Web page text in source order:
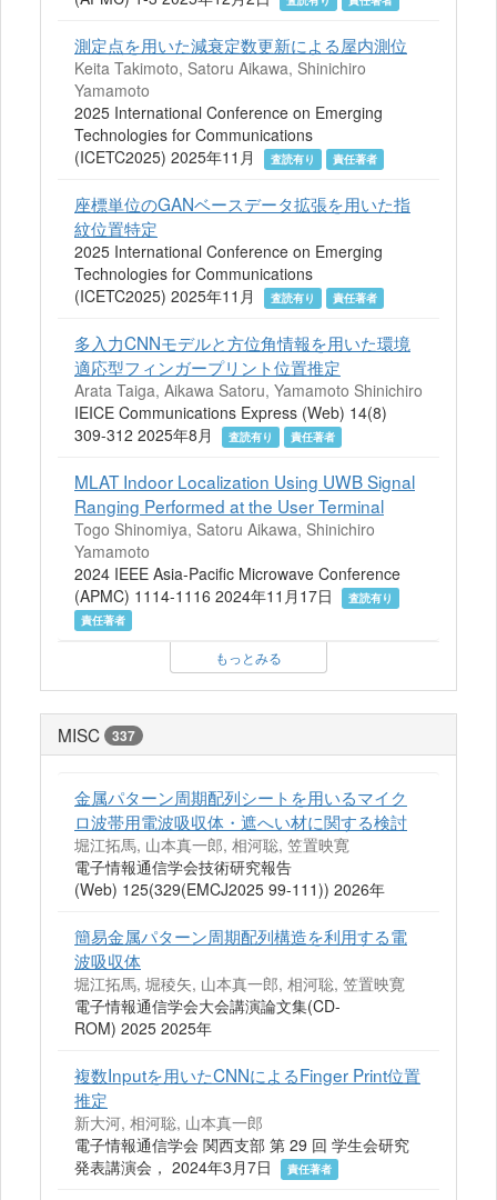
測定点を用いた減衰定数更新による屋内測位
Keita Takimoto, Satoru Aikawa, Shinichiro
Yamamoto
2025 International Conference on Emerging
Technologies for Communications
(ICETC2025) 2025年11月
査読有り 責任著者
座標単位のGANベースデータ拡張を用いた指
紋位置特定
2025 International Conference on Emerging
Technologies for Communications
(ICETC2025) 2025年11月
査読有り 責任著者
多入力CNNモデルと方位角情報を用いた環境
適応型フィンガープリント位置推定
Arata Taiga, Aikawa Satoru, Yamamoto Shinichiro
IEICE Communications Express (Web) 14(8)
309-312 2025年8月
査読有り 責任著者
MLAT Indoor Localization Using UWB Signal
Ranging Performed at the User Terminal
Togo Shinomiya, Satoru Aikawa, Shinichiro
Yamamoto
2024 IEEE Asia-Pacific Microwave Conference
(APMC) 1114-1116 2024年11月17日
査読有り
責任著者
もっとみる
MISC 337
金属パターン周期配列シートを用いるマイク
ロ波帯用電波吸収体・遮へい材に関する検討
堀江拓馬, 山本真一郎, 相河聡, 笠置映寛
電子情報通信学会技術研究報告
(Web) 125(329(EMCJ2025 99-111)) 2026年
簡易金属パターン周期配列構造を利用する電
波吸収体
堀江拓馬, 堀稜矢, 山本真一郎, 相河聡, 笠置映寛
電子情報通信学会大会講演論文集(CD-
ROM) 2025 2025年
複数Inputを用いたCNNによるFinger Print位置
推定
新大河, 相河聡, 山本真一郎
電子情報通信学会 関西支部 第 29 回 学生会研究
発表講演会， 2024年3月7日
責任著者